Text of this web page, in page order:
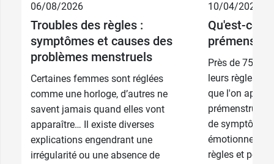
06/08/2026
Troubles des règles :
symptômes et causes des
problèmes menstruels
Certaines femmes sont réglées
comme une horloge, d’autres ne
savent jamais quand elles vont
apparaître… Il existe diverses
explications engendrant une
irrégularité ou une absence de
10/04/2026
Qu'est-ce
Près de 75 %
leurs règles
que l'on
prémenstruel,
de
émotionnels
règles et peut...